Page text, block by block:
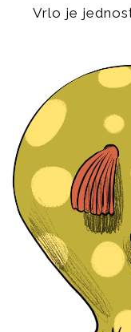
Vrlo je